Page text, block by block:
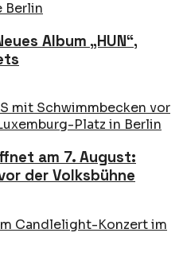
Album „HUN“,
am 7. August:
der Volksbühne